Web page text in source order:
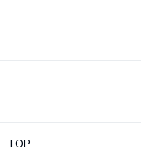
TOP